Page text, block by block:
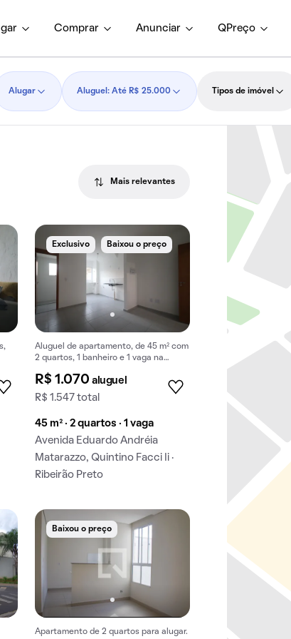
Comprar Anunciar QPreço
Alugar Aluguel: Até R$ 25.000 Tipos de imóvel
Mais relevantes
Exclusivo Baixou o preço
Aluguel de apartamento, de 45 m² com
2 quartos, 1 banheiro e 1 vaga na
R$ 1.070 aluguel
R$ 1.547 total
45 m² · 2 quartos · 1 vaga
Avenida Eduardo Andréia
Matarazzo, Quintino Facci Ii ·
Ribeirão Preto
Baixou o preço
Apartamento de 2 quartos para alugar.